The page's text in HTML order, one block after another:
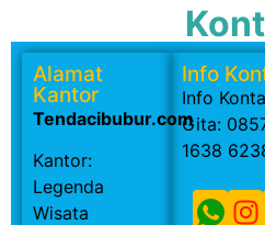
Alamat
Kantor
Tendacibubur.com
Kantor:
Legenda
Wisata
Info
Info
Gita:
1638